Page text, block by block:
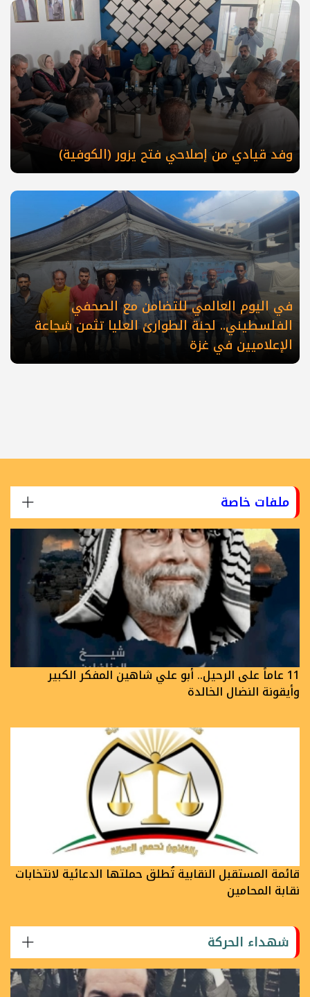
وفد قيادي من إصلاحي فتح يزور (الكوفية)
في اليوم العالمي للتضامن مع الصحفي
الفلسطيني.. لجنة الطوارئ العليا تثمن شجاعة
الإعلاميين في غزة
ملفات خاصة
11 عاماً على الرحيل.. أبو علي شاهين المفكر الكبير
وأيقونة النضال الخالدة
قائمة المستقبل النقابية تُطلق حملتها الدعائية لانتخابات
نقابة المحامين
شهداء الحركة